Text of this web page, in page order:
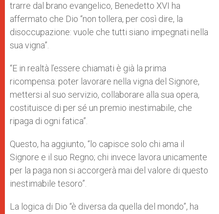
trarre dal brano evangelico, Benedetto XVI ha
affermato che Dio “non tollera, per così dire, la
disoccupazione: vuole che tutti siano impegnati nella
sua vigna”.
“E in realtà l’essere chiamati è già la prima
ricompensa: poter lavorare nella vigna del Signore,
mettersi al suo servizio, collaborare alla sua opera,
costituisce di per sé un premio inestimabile, che
ripaga di ogni fatica”.
Questo, ha aggiunto, “lo capisce solo chi ama il
Signore e il suo Regno; chi invece lavora unicamente
per la paga non si accorgerà mai del valore di questo
inestimabile tesoro”.
La logica di Dio “è diversa da quella del mondo”, ha